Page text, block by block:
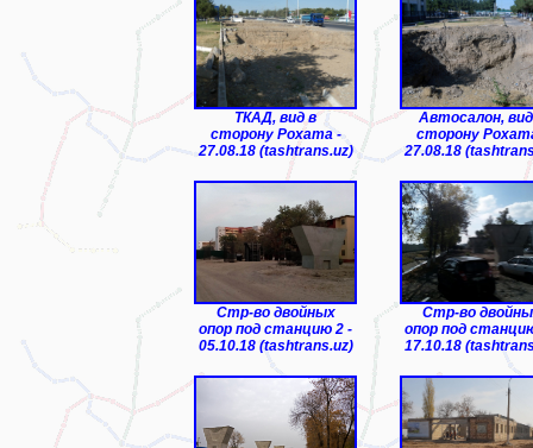
ТКАД, вид в
сторону Рохата -
27.08.18 (tashtrans.uz)
Автосалон,
сторону
27.08.18
Стр-во двойных
опор под станцию 2 -
05.10.18 (tashtrans.uz)
Стр-во
опор под
17.10.18